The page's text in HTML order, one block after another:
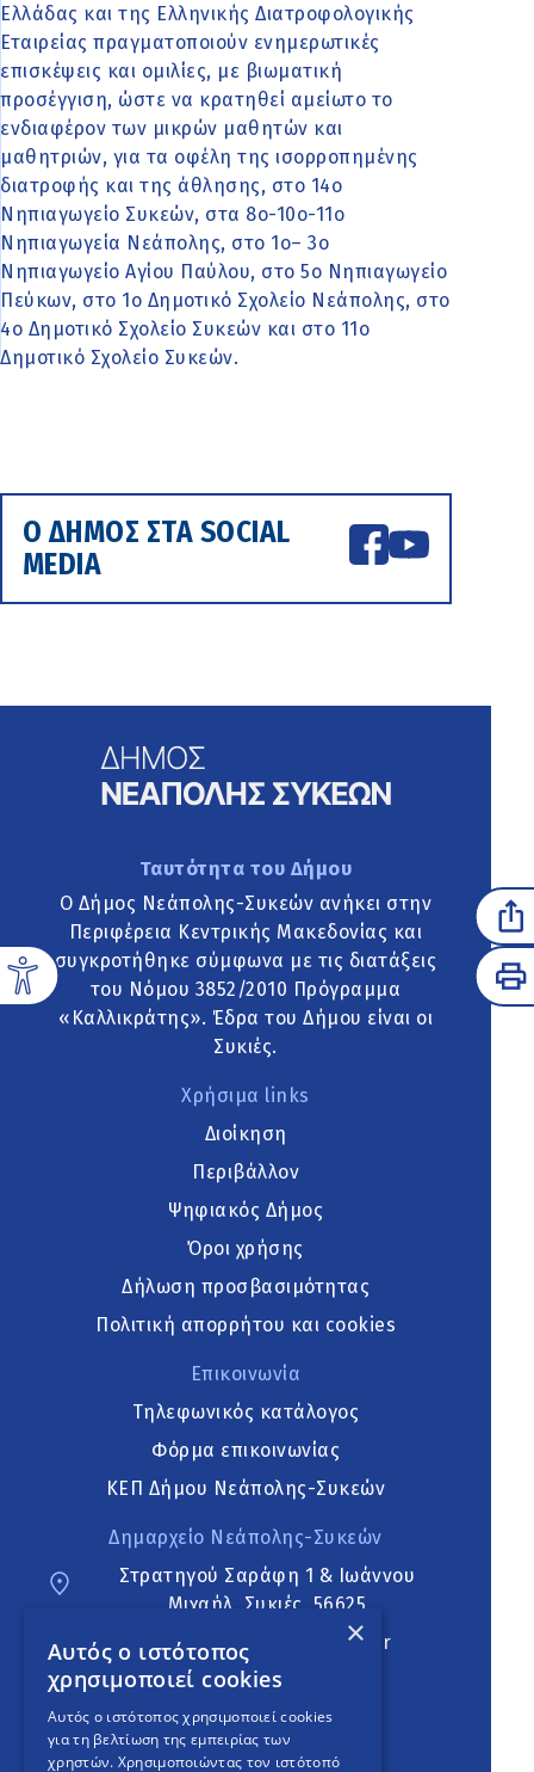
Ελλάδας και της Ελληνικής Διατροφολογικής
Εταιρείας πραγματοποιούν ενημερωτικές
επισκέψεις και ομιλίες, με βιωματική
προσέγγιση, ώστε να κρατηθεί αμείωτο το
ενδιαφέρον των μικρών μαθητών και
μαθητριών, για τα οφέλη της ισορροπημένης
διατροφής και της άθλησης, στο 14ο
Νηπιαγωγείο Συκεών, στα 8ο-10ο-11ο
Νηπιαγωγεία Νεάπολης, στο 1ο– 3ο
Νηπιαγωγείο Αγίου Παύλου, στο 5ο Νηπιαγωγείο
Πεύκων, στο 1ο Δημοτικό Σχολείο Νεάπολης, στο
4ο Δημοτικό Σχολείο Συκεών και στο 11ο
Δημοτικό Σχολείο Συκεών.
Ο ΔΗΜΟΣ ΣΤΑ SOCIAL
MEDIA
Ταυτότητα του Δήμου
Ο Δήμος Νεάπολης-Συκεών ανήκει στην
Περιφέρεια Κεντρικής Μακεδονίας και
συγκροτήθηκε σύμφωνα με τις διατάξεις
του Νόμου 3852/2010 Πρόγραμμα
«Καλλικράτης». Έδρα του Δήμου είναι οι
Συκιές.
Χρήσιμα links
Διοίκηση
Περιβάλλον
Ψηφιακός Δήμος
Όροι χρήσης
Δήλωση προσβασιμότητας
Πολιτική απορρήτου και cookies
Επικοινωνία
Τηλεφωνικός κατάλογος
Φόρμα επικοινωνίας
ΚΕΠ Δήμου Νεάπολης-Συκεών
Δημαρχείο Νεάπολης-Συκεών
Στρατηγού Σαράφη 1 & Ιωάννου
Μιχαήλ, Συκιές, 56625
neapoli.sykies@ddt.gov.gr
Ακολουθήστε
×
Αυτός ο ιστότοπος
χρησιμοποιεί cookies
Αυτός ο ιστότοπος χρησιμοποιεί cookies
για τη βελτίωση της εμπειρίας των
χρηστών. Χρησιμοποιώντας τον ιστότοπό